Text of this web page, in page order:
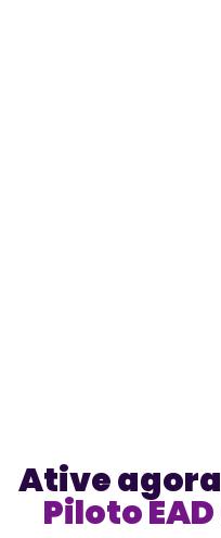
Ative
Piloto EAD